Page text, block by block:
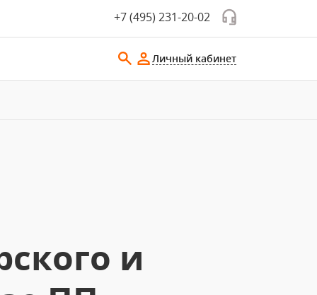
+7 (495) 231-20-02
Личный кабинет
и